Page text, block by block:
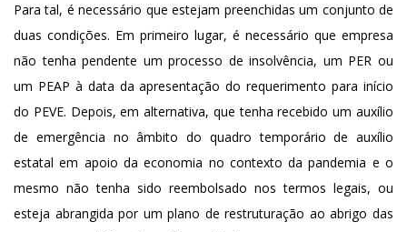
Para tal, é necessário que estejam preenchidas um conjunto de
duas condições. Em primeiro lugar, é necessário que empresa
não tenha pendente um processo de insolvência, um PER ou
um PEAP à data da apresentação do requerimento para início
do PEVE. Depois, em alternativa, que tenha recebido um auxílio
de emergência no âmbito do quadro temporário de auxílio
estatal em apoio da economia no contexto da pandemia e o
mesmo não tenha sido reembolsado nos termos legais, ou
esteja abrangida por um plano de restruturação ao abrigo das